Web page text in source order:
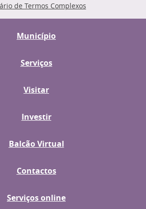
de Termos Complexos
Município
Serviços
Visitar
Investir
Balcão Virtual
Contactos
Serviços online